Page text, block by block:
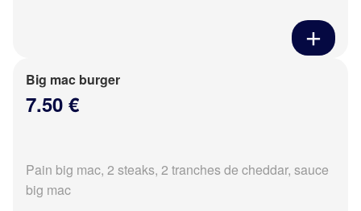
Big mac burger
7.50 €
Pain big mac, 2 steaks, 2 tranches de cheddar, sauce
big mac